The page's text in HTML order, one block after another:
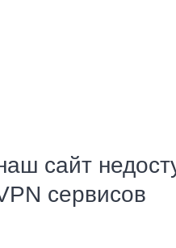
сайт
сервисов